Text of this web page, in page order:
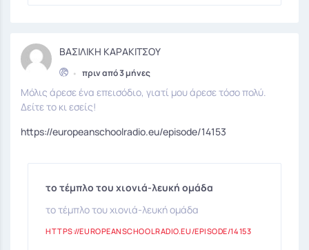
ΒΑΣΙΛΙΚΗ ΚΑΡΑΚΙΤΣΟΥ
• πριν από 3 μήνες
Μόλις άρεσε ένα επεισόδιο, γιατί μου άρεσε τόσο πολύ.
Δείτε το κι εσείς!
https://europeanschoolradio.eu/episode/14153
το τέμπλο του χιονιά-λευκή ομάδα
το τέμπλο του χιονιά-λευκή ομάδα
HTTPS://EUROPEANSCHOOLRADIO.EU/EPISODE/14153